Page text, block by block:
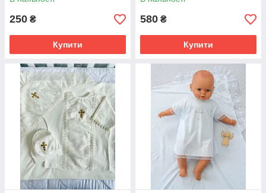
250 ₴
Купити
580 ₴
Купити